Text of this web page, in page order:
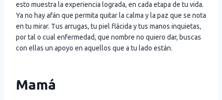
esto muestra la experiencia lograda, en cada etapa de tu vida.
Ya no hay afán que permita quitar la calma y la paz que se nota
en tu mirar. Tus arrugas, tu piel flácida y tus manos inquietas,
por tal o cual enfermedad, que nombre no quiero dar, buscas
con ellas un apoyo en aquellos que a tu lado están.
Mamá